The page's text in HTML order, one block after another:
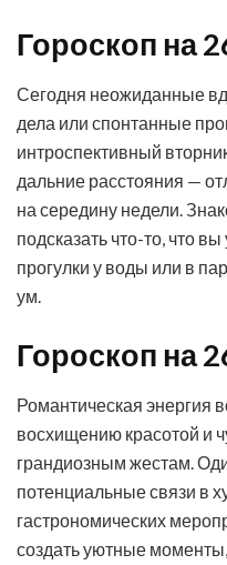
Гороскоп на
Сегодня неожиданные
дела или спонтанные
интроспективный
дальние расстояния —
на середину недели.
подсказать что-то, что
прогулки у воды или в
ум.
Гороскоп на
Романтическая энергия
восхищению красотой и
грандиозным жестам.
потенциальные связи в
гастрономических
создать уютные